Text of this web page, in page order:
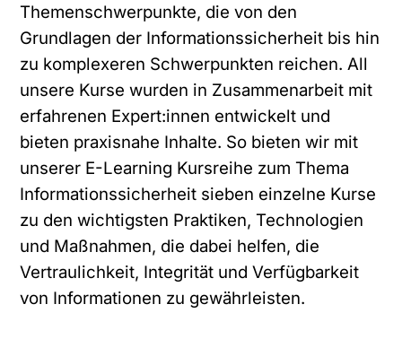
Themenschwerpunkte, die von den
Grundlagen der Informationssicherheit bis hin
zu komplexeren Schwerpunkten reichen. All
unsere Kurse wurden in Zusammenarbeit mit
erfahrenen Expert:innen entwickelt und
bieten praxisnahe Inhalte. So bieten wir mit
unserer E-Learning Kursreihe zum Thema
Informationssicherheit sieben einzelne Kurse
zu den wichtigsten Praktiken, Technologien
und Maßnahmen, die dabei helfen, die
Vertraulichkeit, Integrität und Verfügbarkeit
von Informationen zu gewährleisten.